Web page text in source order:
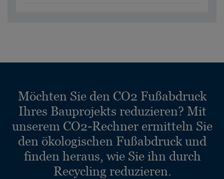
Möchten Sie den CO2 Fußabdruck
Ihres Bauprojekts reduzieren? Mit
unserem CO2-Rechner ermitteln Sie
den ökologischen Fußabdruck und
finden heraus, wie Sie ihn durch
Recycling reduzieren.